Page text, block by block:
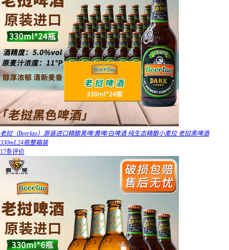
老挝（Beerlao）原装进口精酿黑啤/黄啤/白啤酒 纯生态精酿小麦拉 老挝黑啤酒
330mL24瓶整箱装
17条评价